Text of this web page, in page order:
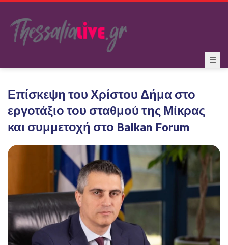
Επίσκεψη του Χρίστου Δήμα στο
εργοτάξιο του σταθμού της Μίκρας
και συμμετοχή στο Balkan Forum